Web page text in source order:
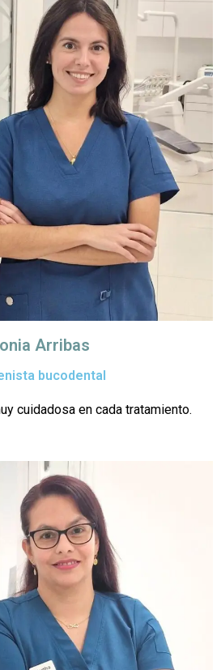
Arribas
bucodental
cuidadosa en cada tratamiento.